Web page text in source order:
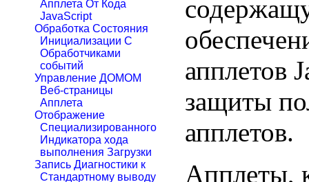
Апплета От Кода
JavaScript
Обработка Состояния
Инициализации С
Обработчиками
событий
Управление ДОМОМ
Веб-страницы
Апплета
Отображение
Специализированного
Индикатора хода
выполнения Загрузки
Запись Диагностики к
Стандартному выводу
апплетов
защиты
апплетов.
Апплеты,